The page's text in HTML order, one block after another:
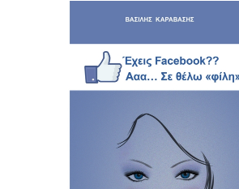
2023 🌟